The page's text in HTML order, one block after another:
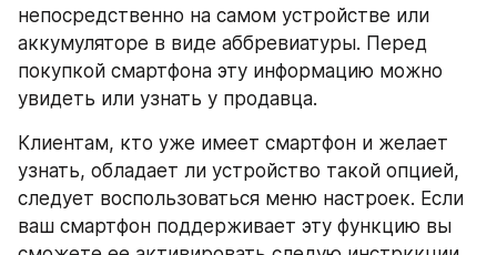
непосредственно на самом устройстве или
аккумуляторе в виде аббревиатуры. Перед
покупкой смартфона эту информацию можно
увидеть или узнать у продавца.
Клиентам, кто уже имеет смартфон и желает
узнать, обладает ли устройство такой опцией,
следует воспользоваться меню настроек. Если
ваш смартфон поддерживает эту функцию вы